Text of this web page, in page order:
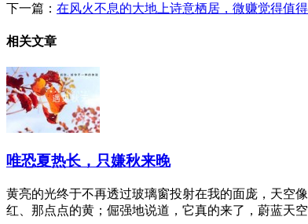
下一篇： 在风火不息的大地上诗意栖居，微赚觉得值得
相关文章
唯恐夏热长，只嫌秋来晚
黄亮的光终于不再透过玻璃窗投射在我的面庞，天空
红、那点点的黄；倔强地说道，它真的来了，蔚蓝天